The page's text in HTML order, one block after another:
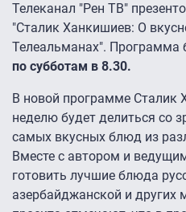
Телеканал "Рен ТВ"
"Сталик Ханкишиев: О
Телеальманах". Программа
по субботам в 8.30.
В новой программе
неделю будет делиться со
самых вкусных блюд из
Вместе с автором и
готовить лучшие блюда
азербайджанской и других